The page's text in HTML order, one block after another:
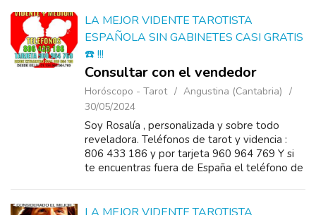
LA MEJOR VIDENTE TAROTISTA
ESPAÑOLA SIN GABINETES CASI GRATIS
☎️ !!!
Consultar con el vendedor
Horóscopo - Tarot
Angustina (Cantabria)
30/05/2024
Soy Rosalía , personalizada y sobre todo
reveladora. Teléfonos de tarot y videncia :
806 433 186 y por tarjeta 960 964 769 Y si
te encuentras fuera de España el teléfono de